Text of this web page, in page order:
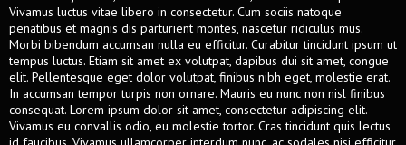
Vivamus luctus vitae libero in consectetur. Cum sociis natoque
penatibus et magnis dis parturient montes, nascetur ridiculus mus.
Morbi bibendum accumsan nulla eu efficitur. Curabitur tincidunt ipsum ut
tempus luctus. Etiam sit amet ex volutpat, dapibus dui sit amet, congue
elit. Pellentesque eget dolor volutpat, finibus nibh eget, molestie erat.
In accumsan tempor turpis non ornare. Mauris eu nunc non nisl finibus
consequat. Lorem ipsum dolor sit amet, consectetur adipiscing elit.
Vivamus eu convallis odio, eu molestie tortor. Cras tincidunt quis lectus